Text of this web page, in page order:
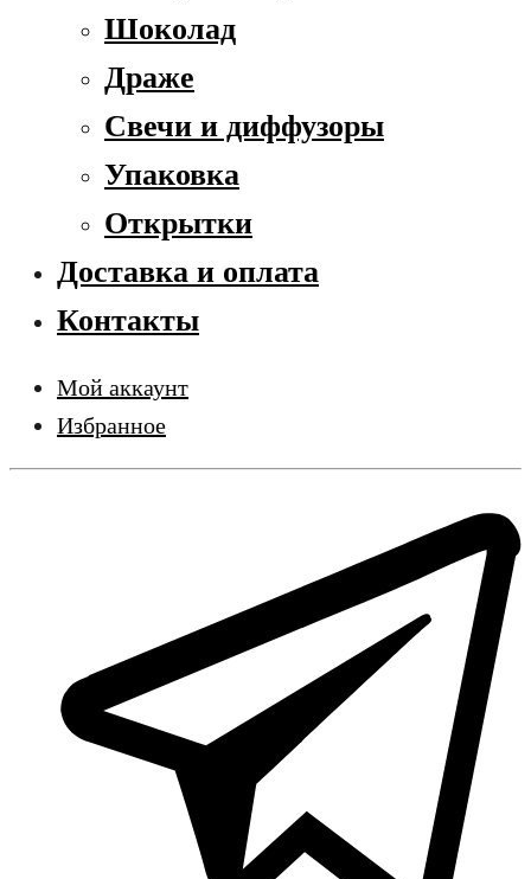
Шоколад
Драже
Свечи и диффузоры
Упаковка
Открытки
Доставка и оплата
Контакты
Мой аккаунт
Избранное